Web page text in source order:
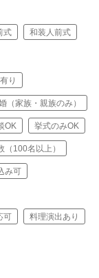
式 和装人前式
り
（家族・親族のみ）
OK 挙式のみOK
（100名以上）
み可
可 料理演出あり